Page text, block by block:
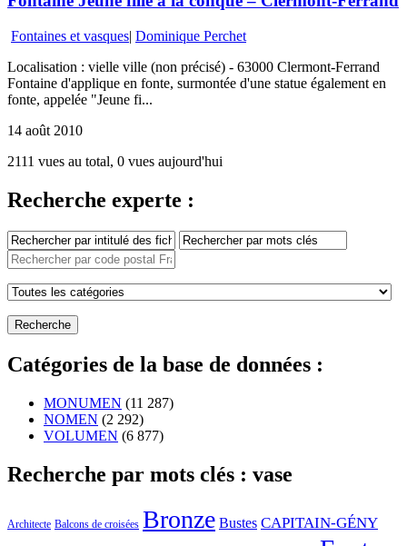
Fontaines et vasques| Dominique Perchet
Localisation : vielle ville (non précisé) - 63000 Clermont-Ferrand
Fontaine d'applique en fonte, surmontée d'une statue également en
fonte, appelée "Jeune fi...
14 août 2010
2111 vues au total, 0 vues aujourd'hui
Recherche experte :
Catégories de la base de données :
MONUMEN (11 287)
NOMEN (2 292)
VOLUMEN (6 877)
Recherche par mots clés : vase
Architecte Balcons de croisées Bronze Bustes CAPITAIN-GÉNY